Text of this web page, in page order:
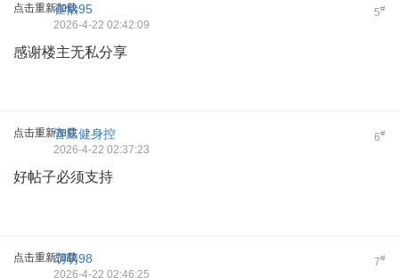
点击重新加载 5#
崔怡95
2026-4-22 02:42:09
感谢楼主无私分享
点击重新加载 6#
管庄健身控
2026-4-22 02:37:23
好帖子必须支持
点击重新加载 7#
胡萌98
2026-4-22 02:46:25